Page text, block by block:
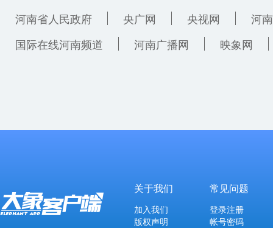
河南省人民政府 央广网 央视网
河
国际在线河南频道
河南广播网 映象网
关于我们
加入我们
版权声明
常见问题
登录注册
帐号密码